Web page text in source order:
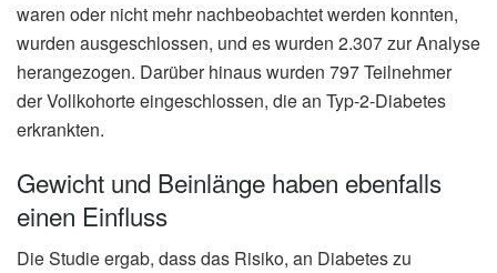
waren oder nicht mehr nachbeobachtet werden konnten,
wurden ausgeschlossen, und es wurden 2.307 zur Analyse
herangezogen. Darüber hinaus wurden 797 Teilnehmer
der Vollkohorte eingeschlossen, die an Typ-2-Diabetes
erkrankten.
Gewicht und Beinlänge haben ebenfalls
einen Einfluss
Die Studie ergab, dass das Risiko, an Diabetes zu